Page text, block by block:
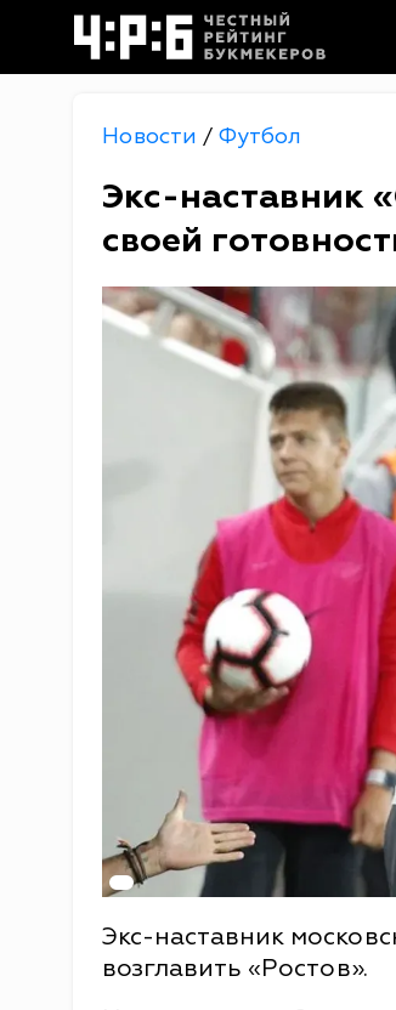
Новости / Футбол
Экс-наставник
своей
Экс-наставник
возглавить «Ростов».